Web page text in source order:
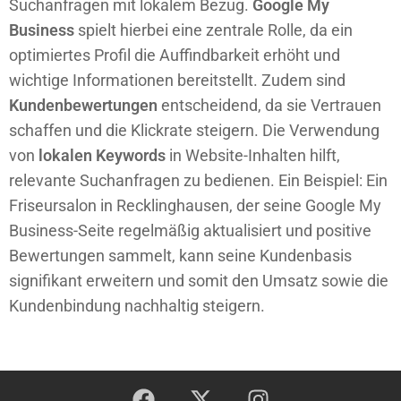
Suchanfragen mit lokalem Bezug. Google My
Business spielt hierbei eine zentrale Rolle, da ein
optimiertes Profil die Auffindbarkeit erhöht und
wichtige Informationen bereitstellt. Zudem sind
Kundenbewertungen entscheidend, da sie Vertrauen
schaffen und die Klickrate steigern. Die Verwendung
von lokalen Keywords in Website-Inhalten hilft,
relevante Suchanfragen zu bedienen. Ein Beispiel: Ein
Friseursalon in Recklinghausen, der seine Google My
Business-Seite regelmäßig aktualisiert und positive
Bewertungen sammelt, kann seine Kundenbasis
signifikant erweitern und somit den Umsatz sowie die
Kundenbindung nachhaltig steigern.